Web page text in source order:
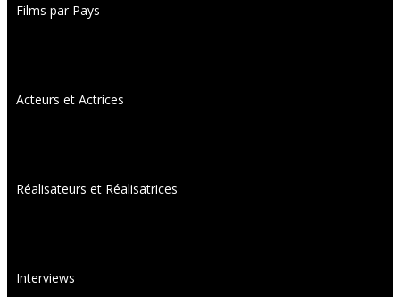
Films par Pays
Acteurs et Actrices
Réalisateurs et Réalisatrices
Interviews